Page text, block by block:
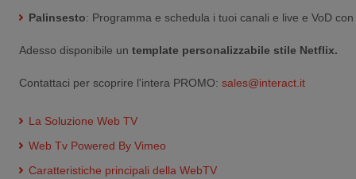
Palinsesto: Programma e schedula i tuoi canali e live e VoD
Adesso disponibile un template personalizzabile stile Netflix.
Contattaci per scoprire l'intera PROMO: sales@interact.it
La Soluzione Web TV
Web Tv Powered By Vimeo
Caratteristiche principali della WebTV